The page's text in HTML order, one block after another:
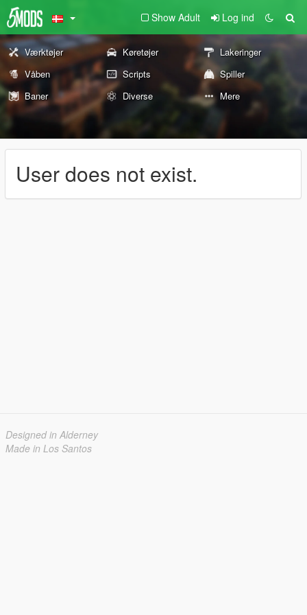
Show Adult Log ind
Værktøjer Køretøjer
Lakeringer
Våben
Scripts
Spiller
Baner
Diverse Mere
User does not exist.
Designed in Alderney
Made in Los Santos